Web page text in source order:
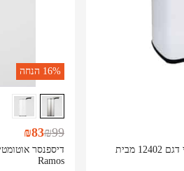
פח אלקטרוני 40 ליטר חדשני דגם 12402 מבית
16% הנחה
Ramos
₪99
₪83